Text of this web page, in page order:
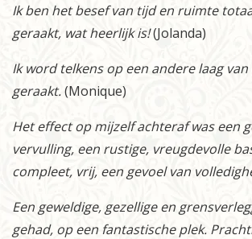
Ik ben het besef van tijd en ruimte
geraakt, wat heerlijk is!(Jolanda)
Ik word telkens op een andere laag
geraakt.(Monique)
Het effect op mijzelf achteraf was een
vervulling, een rustige, vreugdevolle
compleet, vrij, een gevoel van
Een geweldige, gezellige en
gehad, op een fantastische plek.